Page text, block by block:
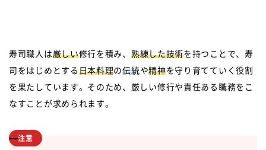
寿司職人は厳しい修行を積み、 熟練した技術を持つことで、寿
司をはじめとする 日本料理の伝統や精神を守り育てていく役割
を果たしています。そのため、厳しい修行や責任ある職務をこ
なすことが求められます。
注意